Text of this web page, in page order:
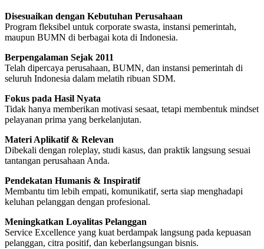
Disesuaikan dengan Kebutuhan Perusahaan
Program fleksibel untuk corporate swasta, instansi pemerintah,
maupun BUMN di berbagai kota di Indonesia.
Berpengalaman Sejak 2011
Telah dipercaya perusahaan, BUMN, dan instansi pemerintah di
seluruh Indonesia dalam melatih ribuan SDM.
Fokus pada Hasil Nyata
Tidak hanya memberikan motivasi sesaat, tetapi membentuk mindset
pelayanan prima yang berkelanjutan.
Materi Aplikatif & Relevan
Dibekali dengan roleplay, studi kasus, dan praktik langsung sesuai
tantangan perusahaan Anda.
Pendekatan Humanis & Inspiratif
Membantu tim lebih empati, komunikatif, serta siap menghadapi
keluhan pelanggan dengan profesional.
Meningkatkan Loyalitas Pelanggan
Service Excellence yang kuat berdampak langsung pada kepuasan
pelanggan, citra positif, dan keberlangsungan bisnis.